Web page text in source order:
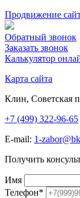
Продвижение
Обратный звонок
Заказать звонок
Калькулятор
Карта сайта
Клин, Советская
+7 (499) 322-96-65
E-mail: 1-
Получить
Имя
Телефон*